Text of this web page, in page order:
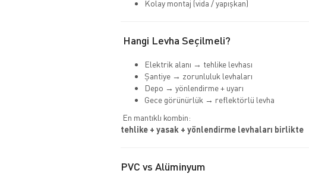
Kolay montaj (vida / yapışkan)
Hangi Levha Seçilmeli?
Elektrik alanı → tehlike levhası
Şantiye → zorunluluk levhaları
Depo → yönlendirme + uyarı
Gece görünürlük → reflektörlü levha
En mantıklı kombin:
tehlike + yasak + yönlendirme levhaları birlikte
PVC vs Alüminyum